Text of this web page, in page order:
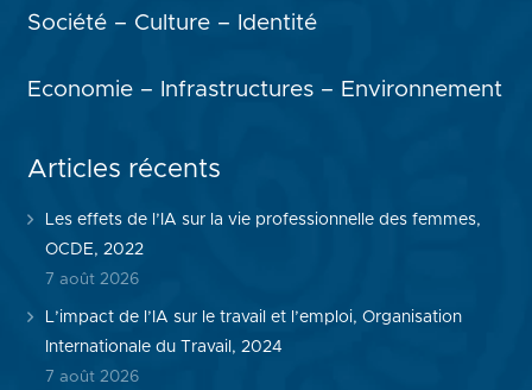
Société – Culture – Identité
Economie – Infrastructures – Environnement
Articles récents
Les effets de l’IA sur la vie professionnelle des femmes,
OCDE, 2022
7 août 2026
L’impact de l’IA sur le travail et l’emploi, Organisation
Internationale du Travail, 2024
7 août 2026